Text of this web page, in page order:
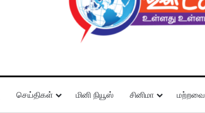
செய்திகள் மினி நியூஸ் சினிமா மற்றவை